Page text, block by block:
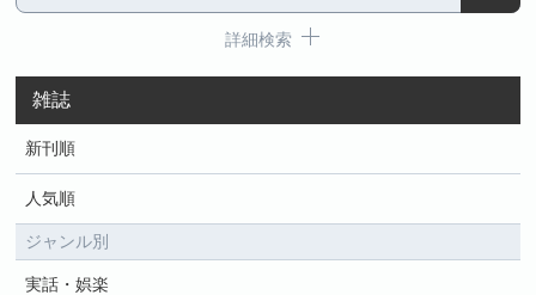
詳細検索
雑誌
新刊順
人気順
ジャンル別
実話・娯楽